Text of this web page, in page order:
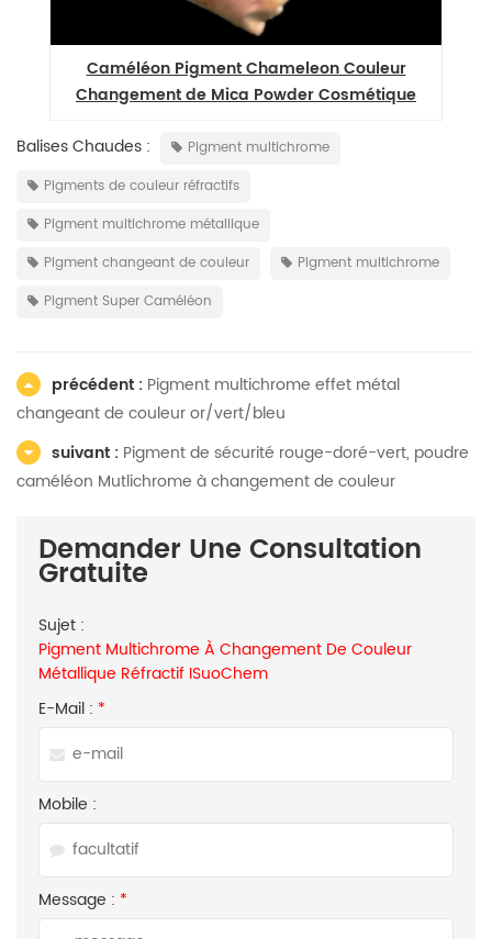
Caméléon Pigment Chameleon Couleur
Changement de Mica Powder Cosmétique
Balises Chaudes :
Pigment multichrome
Pigments de couleur réfractifs
Pigment multichrome métallique
Pigment changeant de couleur
Pigment multichrome
Pigment Super Caméléon
précédent : Pigment multichrome effet métal
changeant de couleur or/vert/bleu
suivant : Pigment de sécurité rouge-doré-vert, poudre
caméléon Mutlichrome à changement de couleur
Demander Une Consultation
Gratuite
Sujet :
Pigment Multichrome À Changement De Couleur
Métallique Réfractif ISuoChem
E-Mail : *
Mobile :
Message : *